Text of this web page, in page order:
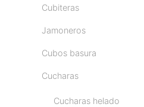
Cubiteras
Jamoneros
Cubos basura
Cucharas
Cucharas helado